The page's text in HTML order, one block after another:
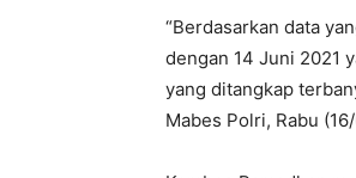
“Berdasarkan data
dengan 14 Juni 2021
yang ditangkap
Mabes Polri, Rabu